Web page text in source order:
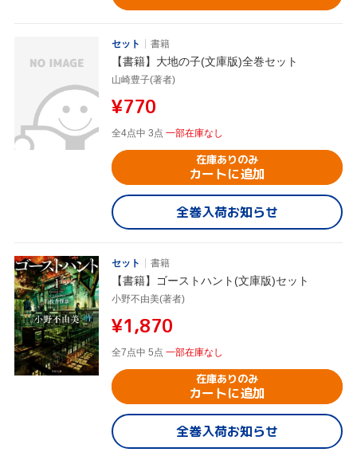
セット 書籍
【書籍】大地の子(文庫版)全巻セット
山崎豊子(著者)
¥770
全4点中 3点 一部在庫なし
在庫ありのみ
カートに追加
全巻入荷お知らせ
セット 書籍
【書籍】ゴーストハント(文庫版)セット
小野不由美(著者)
¥1,870
全7点中 5点 一部在庫なし
在庫ありのみ
カートに追加
全巻入荷お知らせ